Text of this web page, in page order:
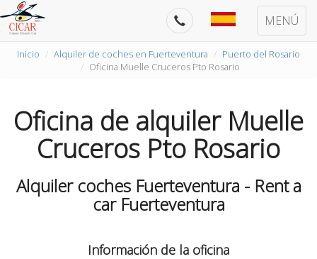
MENÚ
Inicio Alquiler de coches en Fuerteventura
Puerto del Rosario
Oficina Muelle Cruceros Pto Rosario
Oficina de alquiler Muelle
Cruceros Pto Rosario
Alquiler coches Fuerteventura - Rent a
car Fuerteventura
Información de la oficina